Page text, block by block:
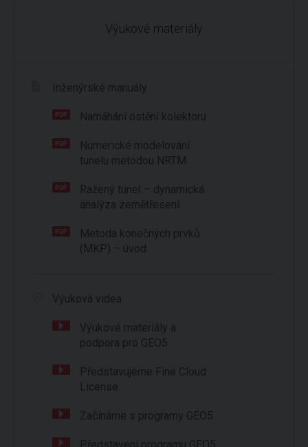
Výukové materiály
Inženýrské manuály
Namáhání ostění kolektoru
Numerické modelování
tunelu metodou NRTM
Ražený tunel – dynamická
analýza zemětřesení
Metoda konečných prvků
(MKP) – úvod
Výuková videa
Výukové materiály a
podpora pro GEO5
Představujeme Fine Cloud
License
Začínáme s programy GEO5